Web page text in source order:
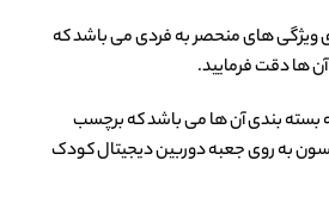
ویژگی های منحصر به فردی می باشد که
ها دقت فرمایید.
بسته بندی آن ها می باشد که برچسب
به روی جعبه دوربین دیجیتال کودک